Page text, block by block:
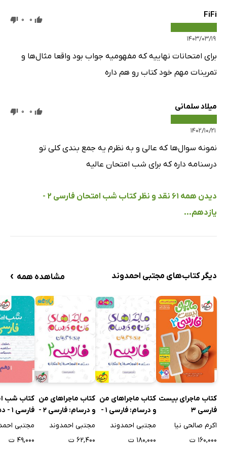
FiFi
۱۴۰۳/۰۳/۱۹
0
0
برای امتحانات نهاییه که مفهومیه جواب بود واقعا مثال‌ها و
تمرینات مهم خود کتاب رو هم داره
میلاد سلمانی
۱۴۰۲/۱۰/۲۱
0
0
نمونه سوال‌ها که عالی و به نظرم یه جمع بندی کلی تو
درسنامه داره که برای شب امتحان عالیه
دیدن همه 61 نقد و نظر کتاب شب امتحان فارسی 2 -
یازدهم...
دیگر کتاب‌های مجتبی احمدوند مشاهده همه ›
کتاب ماجرای بیست
فارسی 3
اکرم صالحی نیا
۱۶۰,۰۰۰ ت
کتاب ماجراهای من
و درسام: فارسی 1 -
پایه دهم
مجتبی احمدوند
۱۸۰,۰۰۰ ت
کتاب ماجراهای من
و درسام: فارسی 2 -
پایه یازدهم
مجتبی احمدوند
۶۲,۴۰۰ ت
کتاب شب
فارسی 1 - دهم
مجتبی
۴۹,۰۰۰ ت